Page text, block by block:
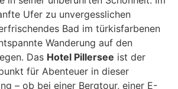
Ufer zu unvergesslichen
Bad im türkisfarbenen
Wanderung auf den
Das Hotel Pillersee ist der
für Abenteuer in dieser
– ob bei einer Bergtour, einer E-